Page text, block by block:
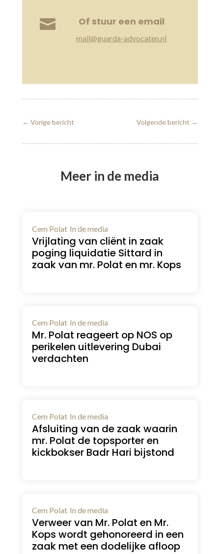
 Of stuur een email
mail@guarda-advocaten.nl
← Vorige bericht Volgende bericht →
Meer in de media
Cem Polat In de media
Vrijlating van cliënt in zaak
poging liquidatie Sittard in
zaak van mr. Polat en mr. Kops
Cem Polat In de media
Mr. Polat reageert op NOS op
perikelen uitlevering Dubai
verdachten
Cem Polat In de media
Afsluiting van de zaak waarin
mr. Polat de topsporter en
kickbokser Badr Hari bijstond
Cem Polat In de media
Verweer van Mr. Polat en Mr.
Kops wordt gehonoreerd in een
zaak met een dodelijke afloop